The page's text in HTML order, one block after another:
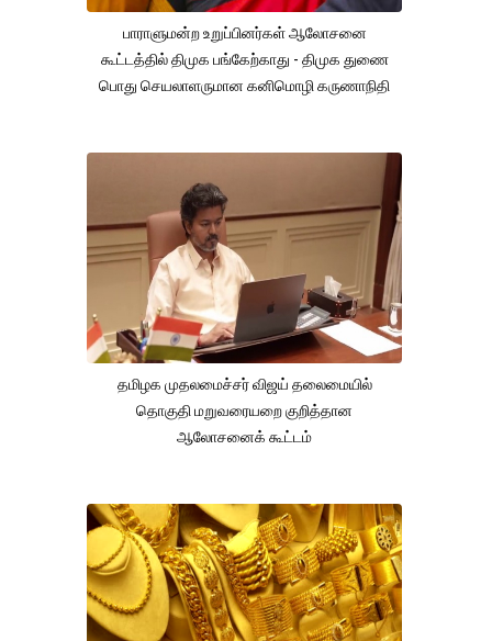
பாராளுமன்ற உறுப்பினர்கள் ஆலோசனை
கூட்டத்தில் திமுக பங்கேற்காது - திமுக துணை
பொது செயலாளருமான கனிமொழி கருணாநிதி
தமிழக முதலமைச்சர் விஜய் தலைமையில்
தொகுதி மறுவரையறை குறித்தான
ஆலோசனைக் கூட்டம்